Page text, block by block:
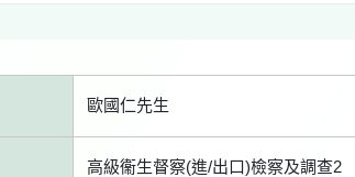
歐國仁先生
高級衞生督察(進/出口)檢察及調查2